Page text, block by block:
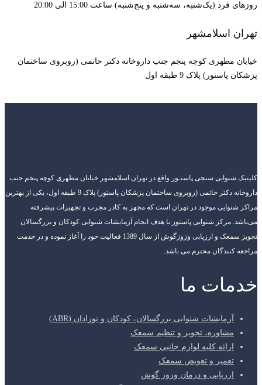
روزهای فرد (یک‌شنبه، سه‌شنبه و پنج‌شنبه) ساعت 15:00 الی 20:00
تهران اسلامشهر
خیابان مطهری کوچه پنجم جنب داروخانه دکتر حاتمی (روبروی ساختمان
پزشکان پاستور) پلاک 9 طبقه اول
کلینیک شنوایی سنجی پاستـور واقع در تهران اسلامشهر خیابان مطهری کوچه پنجم جنب
داروخانه دکتر حاتمی (روبروی ساختمان پزشکان پاستور) پلاک 9 طبقه اول، یکی از بهترین
مراکز شنوایی موجود در تهران است که مجهز به کادر مجرب و تجهیزات پیشرفته
می‌باشد. مرکز شنوایی پاستور با هدف انجام آزمایشات شنوایی کودکان و بزرگسالان
تجویز سمعک و ارزیابی وزوزگوش از سال 1389 فعالیت خود را آغاز نموده و در خدمت
مراجعه کنندگان محترم می باشد.
خدمات ما
آزمایشات شنوایی بزرگسالان، کودکان و نوزادان (ABR)
مشاوره، تجویز و تنظیم سمعک
ارائه کلیه لوازم جانبی سمعک
تعمیر و تعویض سمعک
ارزیابی و درمان وزوز گوش